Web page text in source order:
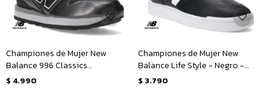
Championes de Mujer New
Balance 996 Classics
Traditionnels - Gris - Blanco
$ 4.990
Championes de Mujer New
Balance Life Style - Negro -
Blanco
$ 3.790